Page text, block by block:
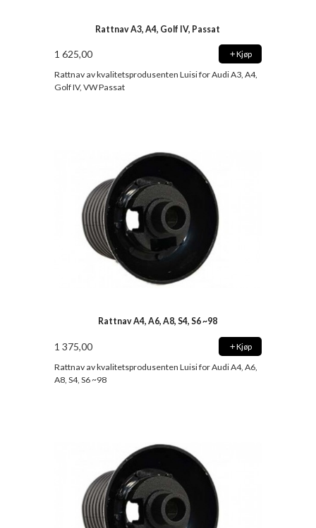
Rattnav A3, A4, Golf IV, Passat
1 625,00 Kjøp
Rattnav av kvalitetsprodusenten Luisi for Audi A3, A4,
Golf IV, VW Passat
Rattnav A4, A6, A8, S4, S6 ~98
1 375,00 Kjøp
Rattnav av kvalitetsprodusenten Luisi for Audi A4, A6,
A8, S4, S6 ~98